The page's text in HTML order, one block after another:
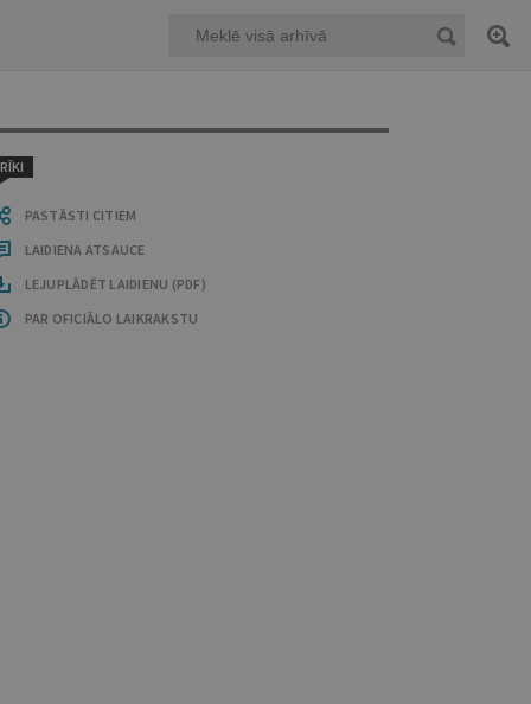
RĪKI
PASTĀSTI CITIEM
LAIDIENA ATSAUCE
LEJUPLĀDĒT LAIDIENU (PDF)
PAR OFICIĀLO LAIKRAKSTU